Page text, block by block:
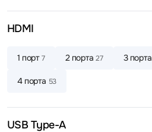
HDMI
1 порт7 2 порта27 3
4 порта 53
USB Type-A